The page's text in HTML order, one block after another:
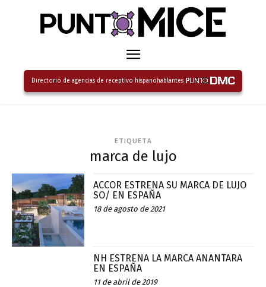
Directorio de agencias de receptivo hispanohablantes
ETIQUETA
marca de lujo
ACCOR ESTRENA SU MARCA DE LUJO
SO/ EN ESPAÑA
18 de agosto de 2021
NH ESTRENA LA MARCA ANANTARA
EN ESPAÑA
11 de abril de 2019